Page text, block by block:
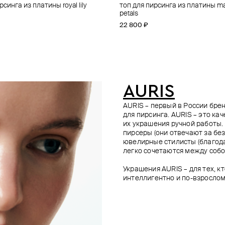
из платины royal lily
топ для пирсинга из платины
petals
22 800 ₽
из платины amour
топ для пирсинга из платины
29 700 ₽
из золота amour
топ для пирсинга threeleaf из
18 500 ₽
из золота threeleaf
топ для пирсинга из золота
31 700 ₽
AURIS
AURIS – первый в России
для пирсинга. AURIS – это
их украшения ручной
пирсеры (они отвечают за
ювелирные стилисты
легко сочетаются между
Украшения AURIS – для тех,
интеллигентно и по-